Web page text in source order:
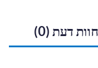
חוות דעת (0)